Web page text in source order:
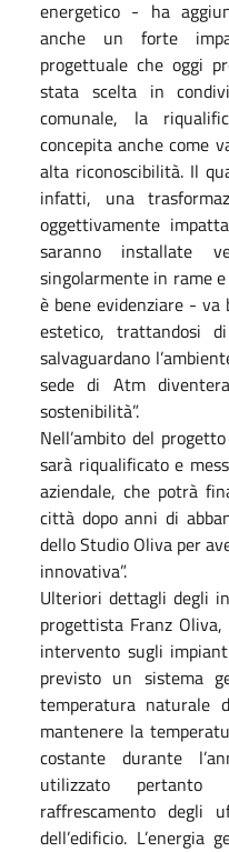
energetico - ha
anche un forte
progettuale cheoggi
stata scelta in
comunale, la
concepita anche come
alta riconoscibilità. Il
infatti, una
oggettivamente
saranno installate
singolarmente in rame
è bene evidenziare -
estetico, trattandosi
salvaguardano
sede di Atm
sostenibilità”.
Nell’ambito del
sarà riqualificato e
aziendale, che potrà
città dopo anni di
dello Studio Oliva per
innovativa”.
Ulteriori dettagli degli
progettista Franz
intervento sugli
previsto un sistema
temperatura naturale
mantenere la
costante durante
utilizzato
raffrescamento degli
dell’edificio. L’energia